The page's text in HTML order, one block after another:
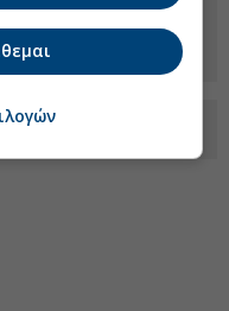
Discover